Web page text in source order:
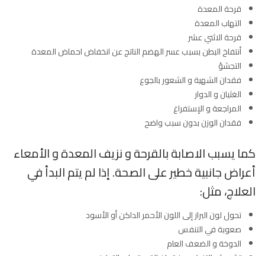
قرحة المعدة
التهاب المعدة
قرحة الاثني عشر
أنتفاخ البطن بسبب عسر الهضم الناتج عن انخفاض احماض المعدة
التجشؤ
فقدان الشهية و الشعور بالجوع
الغثيان و الدوار
المراجعة و الإستفراغ
فقدان الوزن بدون سبب واضح
كما يسبب الاصابة بالقرحة و نزيف المعدة و الأمعاء
أعراض جانبية خطير على الصحة. إذا لم يتم البدأ في
العلاج، مثل:
تحول لون البراز إلى اللون الأحمر الداكن أو الأسود
صعوبة في التنفس
الدوخة و الضعف العام